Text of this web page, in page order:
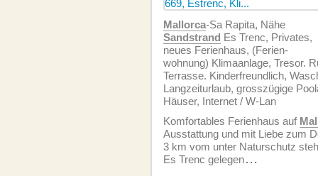
Mallorca-Sa Rapita, Nähe
Sandstrand Es Trenc, Privates,
neues Ferienhaus, (Ferien­
wohnung) Klimaanlage, Tresor.
Terrasse. Kinderfreundlich,
Langzeiturlaub, grosszügige
Häuser, Internet / W-Lan
Komfortables Ferienhaus auf
Ausstattung und mit Liebe zum
3 km vom unter Naturschutz
Es Trenc gelegen...